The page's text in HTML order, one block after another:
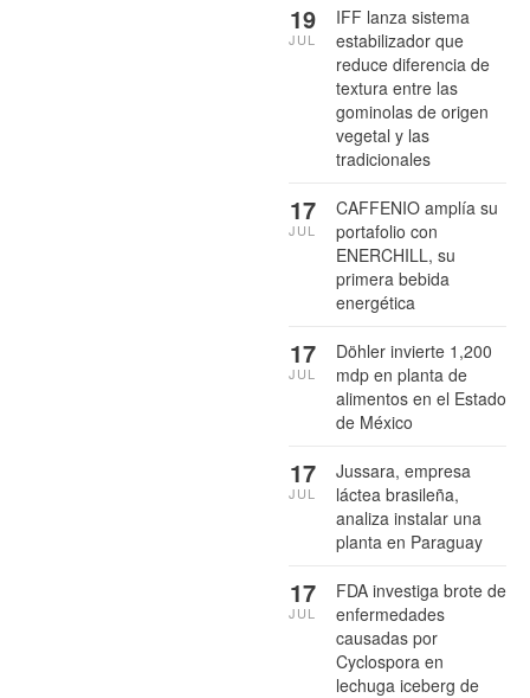
IFF lanza sistema
estabilizador que
reduce diferencia de
textura entre las
gominolas de origen
vegetal y las
tradicionales
19
JUL
CAFFENIO amplía su
portafolio con
ENERCHILL, su
primera bebida
energética
17
JUL
Döhler invierte 1,200
mdp en planta de
alimentos en el Estado
de México
17
JUL
Jussara, empresa
láctea brasileña,
analiza instalar una
planta en Paraguay
17
JUL
FDA investiga brote de
enfermedades
causadas por
Cyclospora en
lechuga iceberg de
17
JUL